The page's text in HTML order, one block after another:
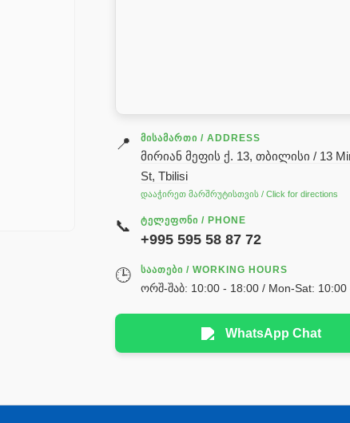
📍 ᲛᲘᲡᲐᲛᲐᲠᲗᲘ / ADDRESS
მირიან მეფის ქ. 13, თბილისი / 13
St, Tbilisi
დააჭირეთ მარშრუტისთვის / Click for directions
📞 ᲢᲔᲚᲔᲤᲝᲜᲘ / PHONE
+995 595 58 87 72
🕒 ᲡᲐᲐᲗᲔᲑᲘ / WORKING HOURS
ორშ-შაბ: 10:00 - 18:00 / Mon-Sat: 10:00
WhatsApp Chat